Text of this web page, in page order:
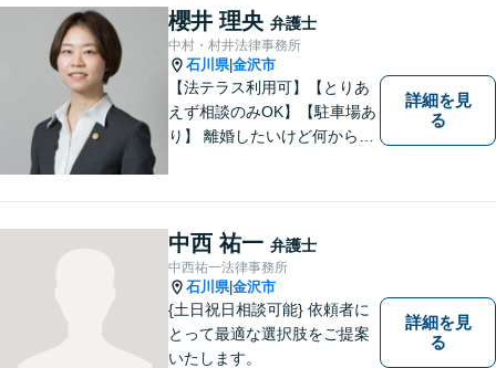
ルも対応可能【メール相談／
ビデオ面談可】【土曜日も対
応】
櫻井 理央 弁護士
中村・村井法律事務所
石川県|金沢市
【法テラス利用可】【とりあ
えず相談のみOK】【駐車場あ
り】 離婚したいけど何から始
度ご相談ください。
詳細を見
る
中西 祐一 弁護士
中西祐一法律事務所
石川県|金沢市
{土日祝日相談可能} 依頼者に
とって最適な選択肢をご提案
いたします。
詳細を見
る